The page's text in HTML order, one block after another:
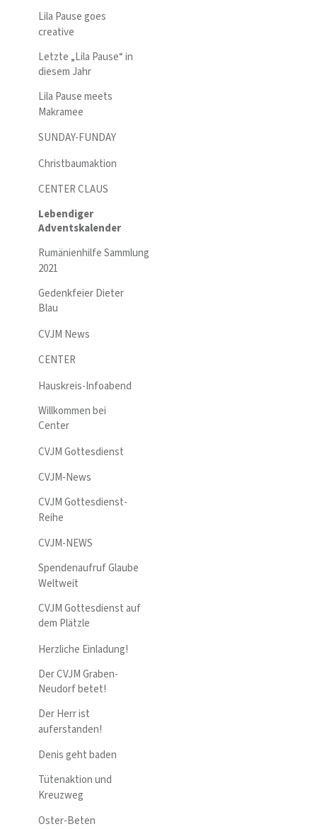
Lila Pause goes
creative
Letzte „Lila Pause“ in
diesem Jahr
Lila Pause meets
Makramee
SUNDAY-FUNDAY
Christbaumaktion
CENTER CLAUS
Lebendiger
Adventskalender
Rumänienhilfe Sammlung
2021
Gedenkfeier Dieter
Blau
CVJM News
CENTER
Hauskreis-Infoabend
Willkommen bei
Center
CVJM Gottesdienst
CVJM-News
CVJM Gottesdienst-
Reihe
CVJM-NEWS
Spendenaufruf Glaube
Weltweit
CVJM Gottesdienst auf
dem Plätzle
Herzliche Einladung!
Der CVJM Graben-
Neudorf betet!
Der Herr ist
auferstanden!
Denis geht baden
Tütenaktion und
Kreuzweg
Oster-Beten